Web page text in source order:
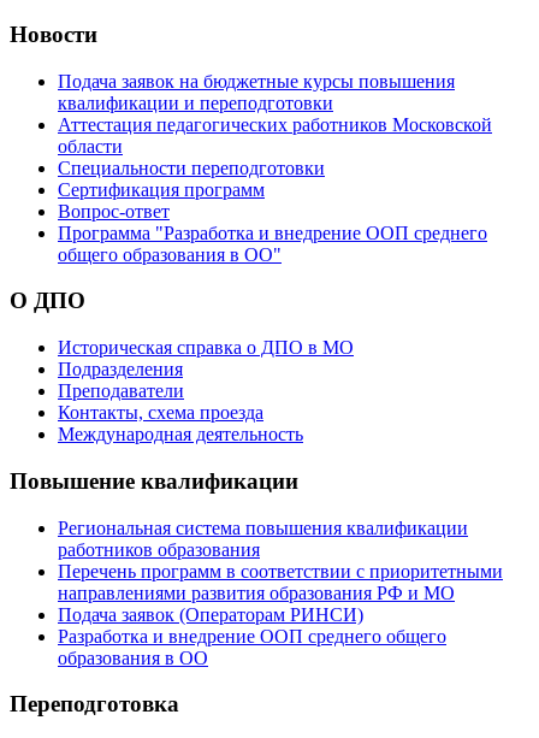
Новости
Подача заявок на бюджетные курсы повышения
квалификации и переподготовки
Аттестация педагогических работников Московской
области
Специальности переподготовки
Сертификация программ
Вопрос-ответ
Программа "Разработка и внедрение ООП среднего
общего образования в ОО"
О ДПО
Историческая справка о ДПО в МО
Подразделения
Преподаватели
Контакты, схема проезда
Международная деятельность
Повышение квалификации
Региональная система повышения квалификации
работников образования
Перечень программ в соответствии с приоритетными
направлениями развития образования РФ и МО
Подача заявок (Операторам РИНСИ)
Разработка и внедрение ООП среднего общего
образования в ОО
Переподготовка